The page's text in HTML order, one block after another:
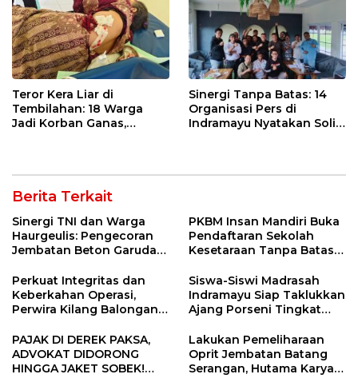
Teror Kera Liar di
Tembilahan: 18 Warga
Jadi Korban Ganas,
Sinergi Tanpa Batas: 14
Organisasi Pers di
Indramayu Nyatakan Solid
Berita Terkait
Sinergi TNI dan Warga
Haurgeulis: Pengecoran
Jembatan Beton Garuda
PKBM Insan Mandiri Buka
Pendaftaran Sekolah
Kesetaraan Tanpa Batas
Perkuat Integritas dan
Keberkahan Operasi,
Perwira Kilang Balongan
Siswa-Siswi Madrasah
Indramayu Siap Taklukkan
Ajang Porseni Tingkat
PAJAK DI DEREK PAKSA,
ADVOKAT DIDORONG
HINGGA JAKET SOBEK!
Lakukan Pemeliharaan
Oprit Jembatan Batang
Serangan, Hutama Karya